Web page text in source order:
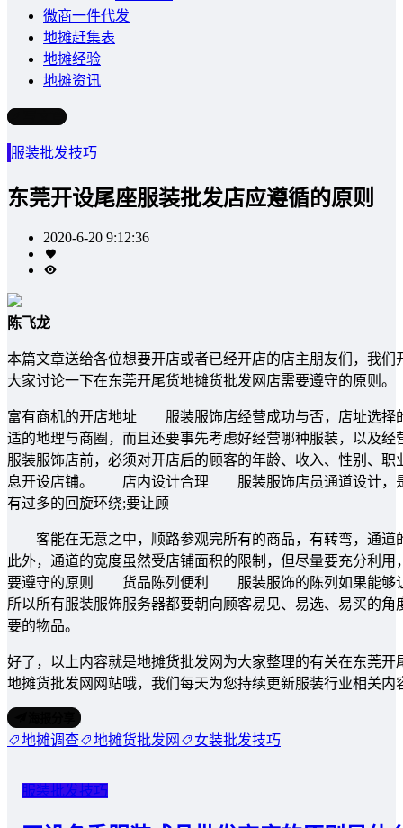
微商一件代发
地摊赶集表
地摊经验
地摊资讯
写文章
服装批发技巧
东莞开设尾座服装批发店应遵循的原则
2020-6-20 9:12:36
陈飞龙
本篇文章送给各位想要开店或者已经开店的店主朋友们，我
大家讨论一下在东莞开尾货地摊货批发网店需要遵守的原则。
富有商机的开店地址 服装服饰店经营成功与否，店址选择
适的地理与商圈，而且还要事先考虑好经营哪种服装，以
服装服饰店前，必须对开店后的顾客的年龄、收入、性别、
息开设店铺。 店内设计合理 服装服饰店员通道设计，是
有过多的回旋环绕;要让顾
客能在无意之中，顺路参观完所有的商品，有转弯，通道
此外，通道的宽度虽然受店铺面积的限制，但尽量要充分利
要遵守的原则 货品陈列便利 服装服饰的陈列如果能够让
所以所有服装服饰服务器都要朝向顾客易见、易选、易买的
要的物品。
好了，以上内容就是地摊货批发网为大家整理的有关在东莞
地摊货批发网网站哦，我们每天为您持续更新服装行业相关内
地摊调查 地摊货批发网 女装批发技巧
服装批发技巧